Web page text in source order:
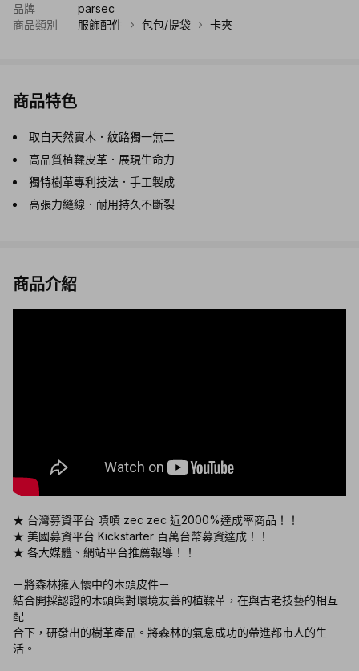
品牌
parsec
商品類別
服飾配件 包包/提袋 卡夾
商品特色
取自天然實木．紋路獨一無二
高品質植鞣皮革．展現生命力
獨特樹革專利技法．手工製成
高張力縫線．耐用持久不斷裂
商品介紹
★ 台灣募資平台 嘖嘖 zec zec 近2000%達成率商品！！
★ 美國募資平台 Kickstarter 百萬台幣募資達成！！
★ 各大媒體、網站平台推薦報導！！
－將森林擁入懷中的木頭皮件－
結合開採認證的木頭與對環境友善的植鞣革，在與古老技藝的相互
配
合下，研發出的樹革產品。將森林的氣息成功的帶進都市人的生
活。